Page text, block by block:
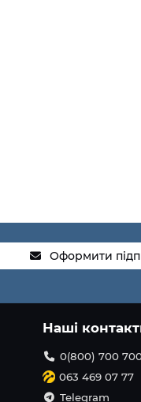
Оформити
Наші
0(800) 700
063 469 07 77
Telegram